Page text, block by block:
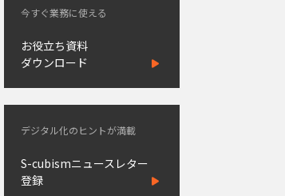
今すぐ業務に使える
お役立ち資料
ダウンロード
デジタル化のヒントが満載
S-cubismニュースレター
登録